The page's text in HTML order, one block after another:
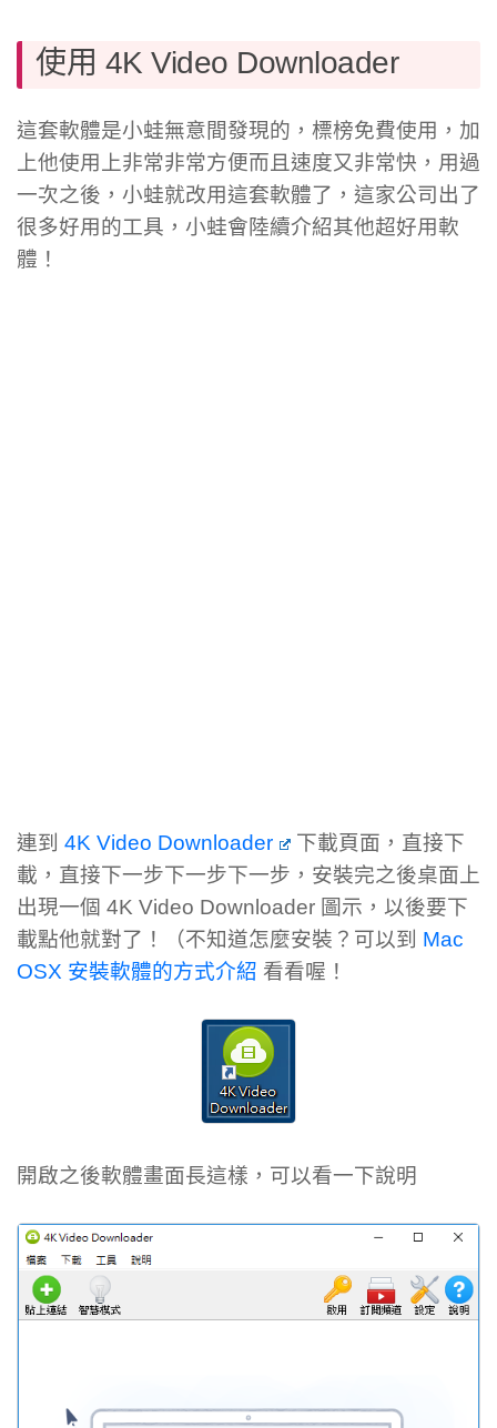
使用 4K Video Downloader
這套軟體是小蛙無意間發現的，標榜免費使用，加
上他使用上非常非常方便而且速度又非常快，用過
一次之後，小蛙就改用這套軟體了，這家公司出了
很多好用的工具，小蛙會陸續介紹其他超好用軟
體！
連到 4K Video Downloader
下載頁面，直接下
載，直接下一步下一步下一步，安裝完之後桌面上
出現一個 4K Video Downloader 圖示，以後要下
載點他就對了！（不知道怎麼安裝？可以到 Mac
OSX 安裝軟體的方式介紹 看看喔！
開啟之後軟體畫面長這樣，可以看一下說明